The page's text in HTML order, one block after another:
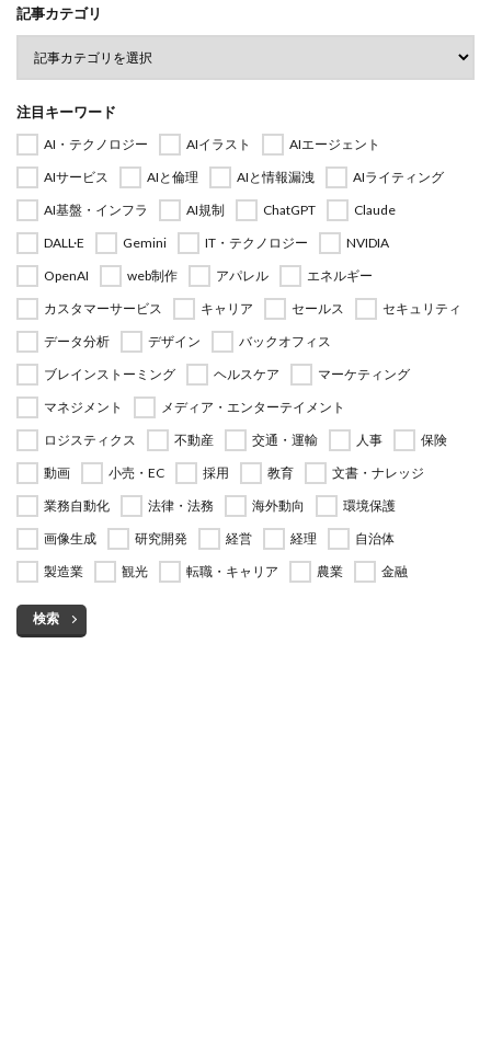
記事カテゴリ
注目キーワード
AI・テクノロジー AIイラスト
AIエージェント
AIサービス
AIと倫理 AIと情報漏洩
AIライティング
AI基盤・インフラ
AI規制 ChatGPT
Claude
DALL·E
Gemini IT・テクノロジー
NVIDIA
OpenAI
web制作 アパレル
エネルギー
カスタマーサービス
キャリア セールス
セキュリティ
データ分析
デザイン
バックオフィス
ブレインストーミング
ヘルスケア
マーケティング
マネジメント
メディア・エンターテイメント
ロジスティクス
不動産 交通・運輸 人事
保険
動画
小売・EC 採用 教育
文書・ナレッジ
業務自動化
法律・法務 海外動向
環境保護
画像生成
研究開発 経営 経理
自治体
製造業
観光 転職・キャリア 農業 金融
検索